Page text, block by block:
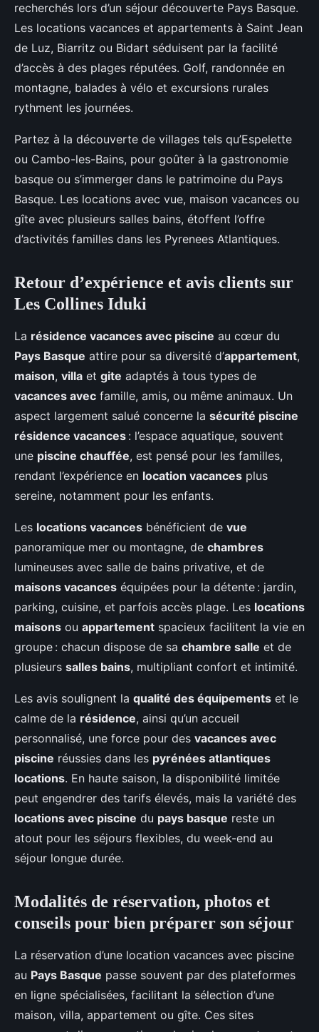
recherchés lors d’un séjour découverte Pays Basque.
Les locations vacances et appartements à Saint Jean
de Luz, Biarritz ou Bidart séduisent par la facilité
d’accès à des plages réputées. Golf, randonnée en
montagne, balades à vélo et excursions rurales
rythment les journées.
Partez à la découverte de villages tels qu’Espelette
ou Cambo-les-Bains, pour goûter à la gastronomie
basque ou s’immerger dans le patrimoine du Pays
Basque. Les locations avec vue, maison vacances ou
gîte avec plusieurs salles bains, étoffent l’offre
d’activités familles dans les Pyrenees Atlantiques.
Retour d’expérience et avis clients sur
Les Collines Iduki
La résidence vacances avec piscine au cœur du
Pays Basque attire pour sa diversité d’appartement,
maison, villa et gite adaptés à tous types de
vacances avec famille, amis, ou même animaux. Un
aspect largement salué concerne la sécurité piscine
résidence vacances : l’espace aquatique, souvent
une piscine chauffée, est pensé pour les familles,
rendant l’expérience en location vacances plus
sereine, notamment pour les enfants.
Les locations vacances bénéficient de vue
panoramique mer ou montagne, de chambres
lumineuses avec salle de bains privative, et de
maisons vacances équipées pour la détente : jardin,
parking, cuisine, et parfois accès plage. Les locations
maisons ou appartement spacieux facilitent la vie en
groupe : chacun dispose de sa chambre salle et de
plusieurs salles bains, multipliant confort et intimité.
Les avis soulignent la qualité des équipements et le
calme de la résidence, ainsi qu’un accueil
personnalisé, une force pour des vacances avec
piscine réussies dans les pyrénées atlantiques
locations. En haute saison, la disponibilité limitée
peut engendrer des tarifs élevés, mais la variété des
locations avec piscine du pays basque reste un
atout pour les séjours flexibles, du week-end au
séjour longue durée.
Modalités de réservation, photos et
conseils pour bien préparer son séjour
La réservation d’une location vacances avec piscine
au Pays Basque passe souvent par des plateformes
en ligne spécialisées, facilitant la sélection d’une
maison, villa, appartement ou gîte. Ces sites